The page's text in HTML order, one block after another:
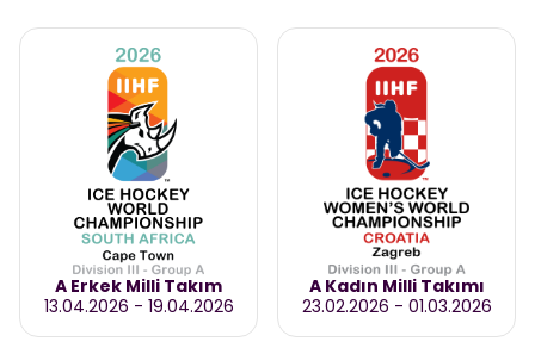
A Erkek Milli Takım
13.04.2026 - 19.04.2026
A Kadın Milli Takımı
23.02.2026 - 01.03.2026